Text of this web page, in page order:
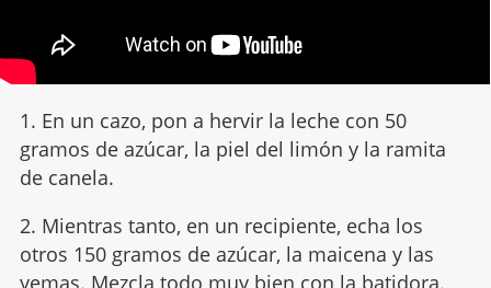
1. En un cazo, pon a hervir la leche con 50
gramos de azúcar, la piel del limón y la ramita
de canela.
2. Mientras tanto, en un recipiente, echa los
otros 150 gramos de azúcar, la maicena y las